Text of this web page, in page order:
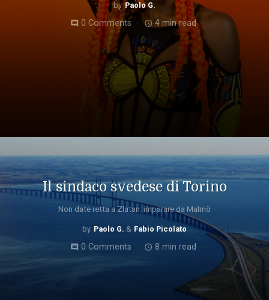
Paolo G.
comment 0 Comments access_time 4 min read
Il sindaco svedese di Torino
Non date retta a Zlatan: imparare da Malmö
Paolo G. Fabio Picolato
comment0 Comments access_time 8 min read